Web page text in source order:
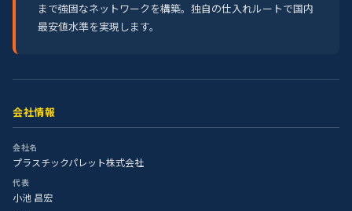
まで強固なネットワークを構築。独自の仕入れルートで国内
最安値水準を実現します。
会社情報
会社名
プラスチックパレット株式会社
代表
小池 昌宏